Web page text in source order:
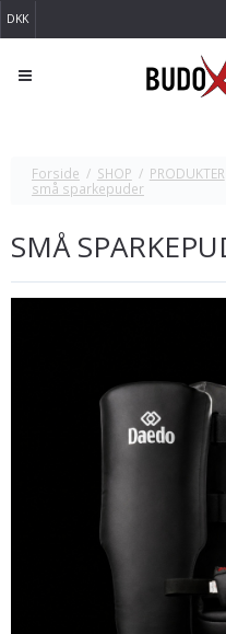
DKK
Forside / SHOP / PRODUKTER
små sparkepuder
SMÅ